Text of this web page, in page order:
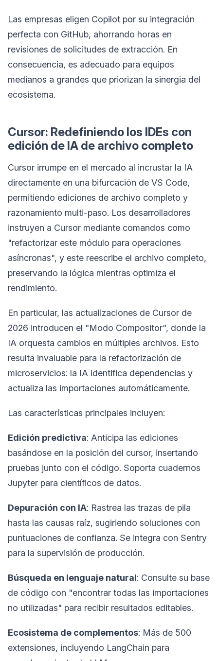
Las empresas eligen Copilot por su integración
perfecta con GitHub, ahorrando horas en
revisiones de solicitudes de extracción. En
consecuencia, es adecuado para equipos
medianos a grandes que priorizan la sinergia del
ecosistema.
Cursor: Redefiniendo los IDEs con
edición de IA de archivo completo
Cursor irrumpe en el mercado al incrustar la IA
directamente en una bifurcación de VS Code,
permitiendo ediciones de archivo completo y
razonamiento multi-paso. Los desarrolladores
instruyen a Cursor mediante comandos como
"refactorizar este módulo para operaciones
asíncronas", y este reescribe el archivo completo,
preservando la lógica mientras optimiza el
rendimiento.
En particular, las actualizaciones de Cursor de
2026 introducen el "Modo Compositor", donde la
IA orquesta cambios en múltiples archivos. Esto
resulta invaluable para la refactorización de
microservicios: la IA identifica dependencias y
actualiza las importaciones automáticamente.
Las características principales incluyen:
Edición predictiva: Anticipa las ediciones
basándose en la posición del cursor, insertando
pruebas junto con el código. Soporta cuadernos
Jupyter para científicos de datos.
Depuración con IA: Rastrea las trazas de pila
hasta las causas raíz, sugiriendo soluciones con
puntuaciones de confianza. Se integra con Sentry
para la supervisión de producción.
Búsqueda en lenguaje natural: Consulte su base
de código con "encontrar todas las importaciones
no utilizadas" para recibir resultados editables.
Ecosistema de complementos: Más de 500
extensiones, incluyendo LangChain para